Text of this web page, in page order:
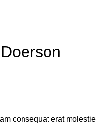
consequat erat